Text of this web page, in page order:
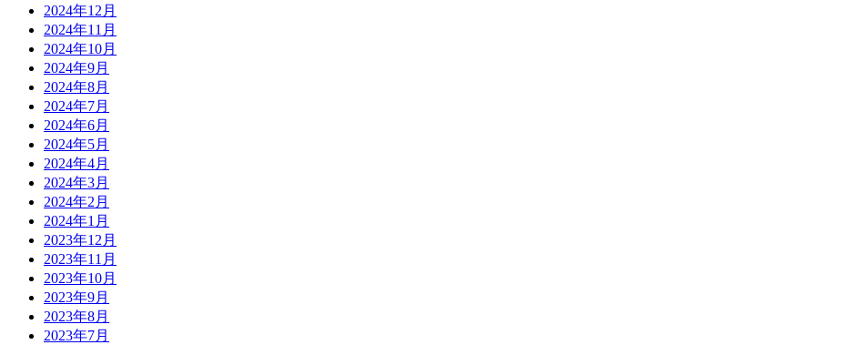
2024年12月
2024年11月
2024年10月
2024年9月
2024年8月
2024年7月
2024年6月
2024年5月
2024年4月
2024年3月
2024年2月
2024年1月
2023年12月
2023年11月
2023年10月
2023年9月
2023年8月
2023年7月